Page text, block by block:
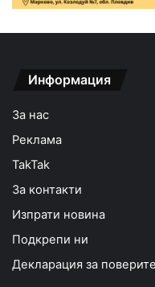
Информация
За нас
Реклама
TakTak
За контакти
Изпрати новина
Подкрепи ни
Декларация за